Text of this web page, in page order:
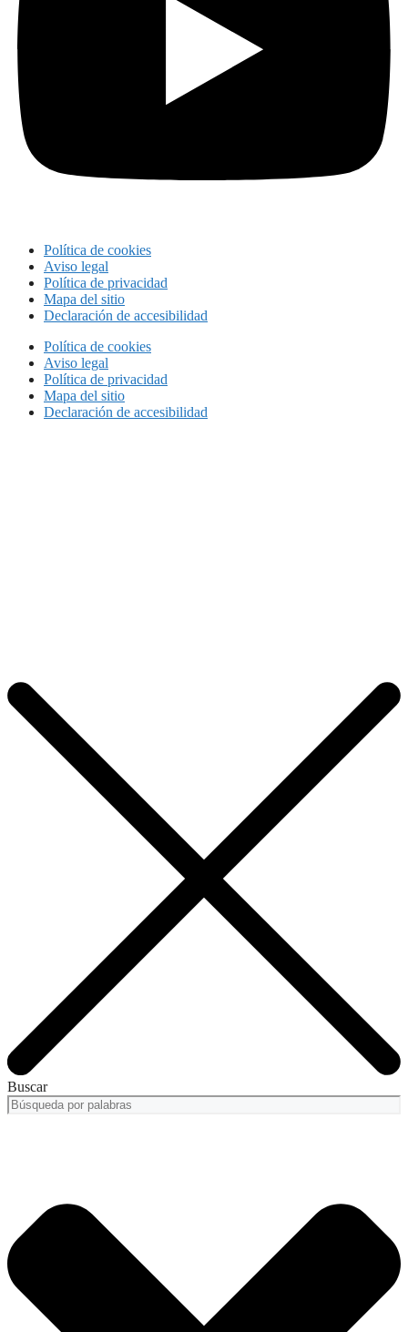
Política de cookies
Aviso legal
Política de privacidad
Mapa del sitio
Declaración de accesibilidad
Política de cookies
Aviso legal
Política de privacidad
Mapa del sitio
Declaración de accesibilidad
Buscar